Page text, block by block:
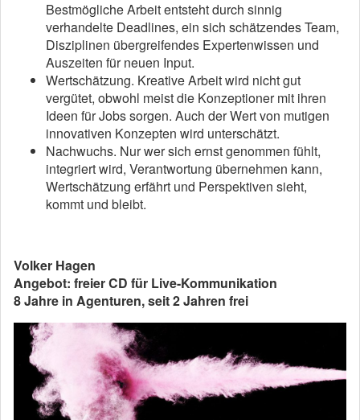
Bestmögliche Arbeit entsteht durch sinnig
verhandelte Deadlines, ein sich schätzendes Team,
Disziplinen übergreifendes Expertenwissen und
Auszeiten für neuen Input.
Wertschätzung. Kreative Arbeit wird nicht gut
vergütet, obwohl meist die Konzeptioner mit ihren
Ideen für Jobs sorgen. Auch der Wert von mutigen
innovativen Konzepten wird unterschätzt.
Nachwuchs. Nur wer sich ernst genommen fühlt,
integriert wird, Verantwortung übernehmen kann,
Wertschätzung erfährt und Perspektiven sieht,
kommt und bleibt.
Volker Hagen
Angebot: freier CD für Live-Kommunikation
8 Jahre in Agenturen, seit 2 Jahren frei